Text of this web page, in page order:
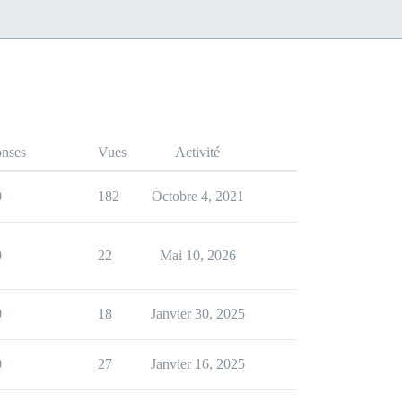
Vues Activité
182 Octobre 4, 2021
22 Mai 10, 2026
18 Janvier 30, 2025
27 Janvier 16, 2025